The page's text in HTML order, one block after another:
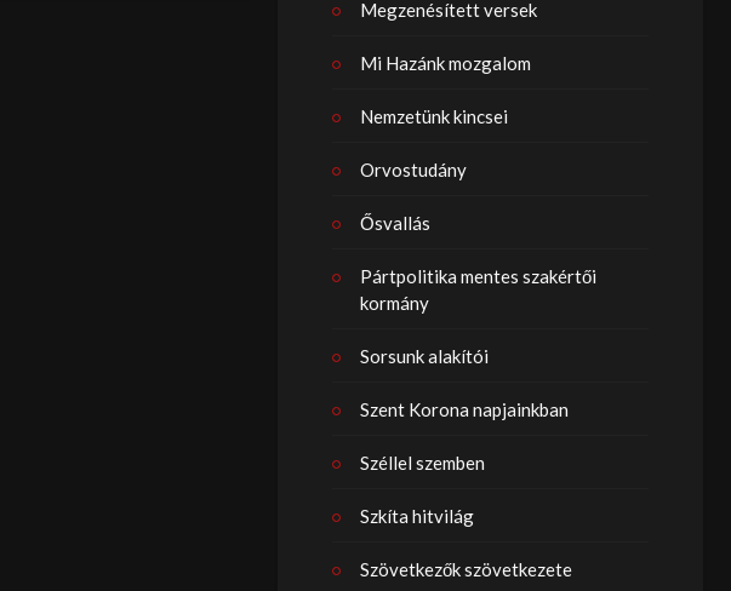
Megzenésített versek
Mi Hazánk mozgalom
Nemzetünk kincsei
Orvostudány
Ősvallás
Pártpolitika mentes szakértői
kormány
Sorsunk alakítói
Szent Korona napjainkban
Széllel szemben
Szkíta hitvilág
Szövetkezők szövetkezete